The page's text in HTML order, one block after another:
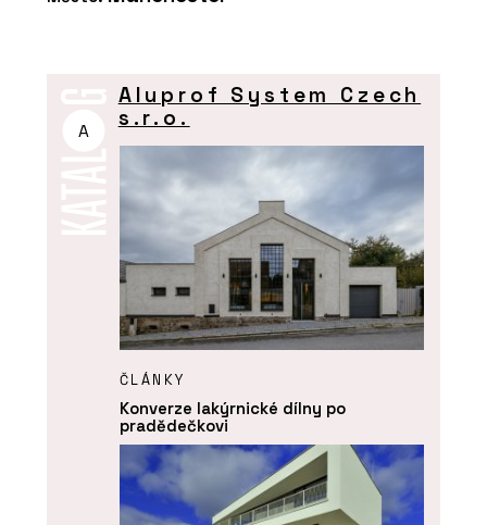
A
Aluprof System Czech
s.r.o.
ČLÁNKY
Konverze lakýrnické dílny po
pradědečkovi